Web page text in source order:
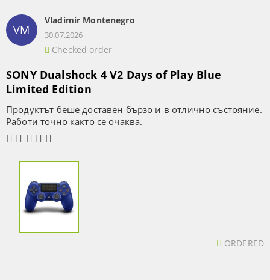
VM
Vladimir Montenegro
30.07.2026
Checked order
SONY Dualshock 4 V2 Days of Play Blue
Limited Edition
Продуктът беше доставен бързо и в отлично състояние.
Работи точно както се очаква.
ORDERED